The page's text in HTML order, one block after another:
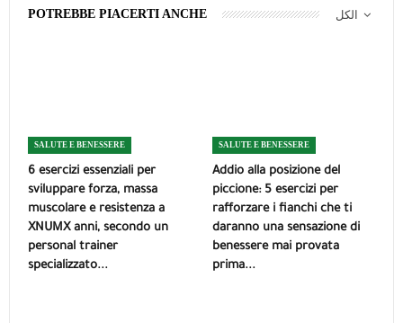
POTREBBE PIACERTI ANCHE
SALUTE E BENESSERE
6 esercizi essenziali per
sviluppare forza, massa
muscolare e resistenza a
XNUMX anni, secondo un
personal trainer
specializzato...
SALUTE E BENESSERE
Addio alla posizione del
piccione: 5 esercizi per
rafforzare i fianchi che ti
daranno una sensazione di
benessere mai provata
prima...